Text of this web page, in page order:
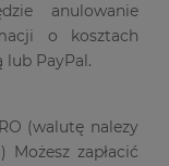
anulowanie
o kosztach
lub PayPal.
(walutę nalezy
zapłacić